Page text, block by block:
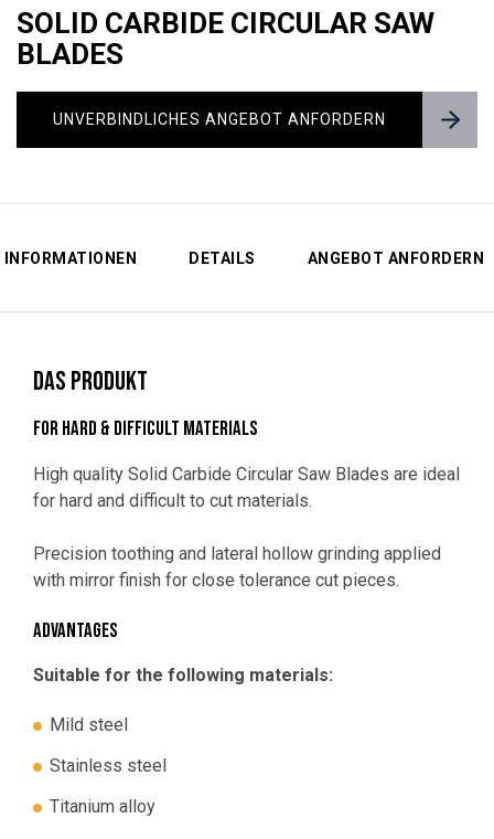
SOLID CARBIDE CIRCULAR SAW
BLADES
UNVERBINDLICHES ANGEBOT ANFORDERN
INFORMATIONEN DETAILS ANGEBOT ANFORDERN
DAS PRODUKT
FOR HARD & DIFFICULT MATERIALS
High quality Solid Carbide Circular Saw Blades are ideal
for hard and difficult to cut materials.
Precision toothing and lateral hollow grinding applied
with mirror finish for close tolerance cut pieces.
ADVANTAGES
Suitable for the following materials:
Mild steel
Stainless steel
Titanium alloy